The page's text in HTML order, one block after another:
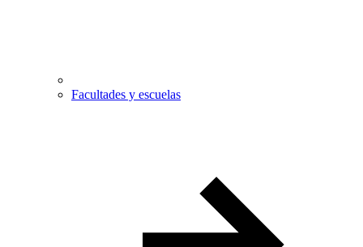
Facultades y escuelas